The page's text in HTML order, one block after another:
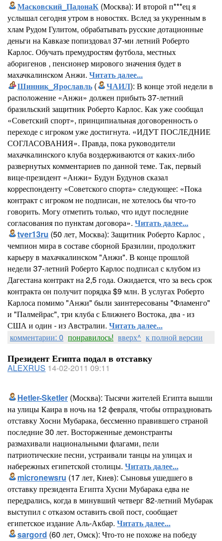
Масковский_ПадонаК (Москва): И второй п***ец я
услышал сегодня утром в новостях. Вслед за укуренным в
хлам Рудом Гулитом, обрабатывать русские дотационные
деньги на Кавказе попиздовал 37-ми летний Роберто
Карлос. Обучать премудростям футбола, местных
аборигенов , пенсионер мирового значения будет в
махачкалинском Анжи. Читать далее...
Шинник_Ярославль ( ЧАИЛ): В конце этой недели в
расположение «Анжи» должен прибыть 37-летний
бразильский защитник Роберто Карлос. Как уже сообщал
«Советский спорт», принципиальная договоренность о
переходе с игроком уже достигнута. «ИДУТ ПОСЛЕДНИЕ
СОГЛАСОВАНИЯ». Правда, пока руководители
махачкалинского клуба воздерживаются от каких-либо
развернутых комментариев по данной теме. Так, первый
вице-президент «Анжи» Будун Будунов сказал
корреспонденту «Советского спорта» следующее: «Пока
контракт с игроком не подписан, не хотелось бы что-то
говорить. Могу отметить только, что идут последние
согласования по пунктам договора». Читать далее...
tver13ru (50 лет, Москва): Защитник Роберто Карлос ,
чемпион мира в составе сборной Бразилии, продолжит
карьеру в махачкалинском "Анжи". В конце прошлой
недели 37-летний Роберто Карлос подписал с клубом из
Дагестана контракт на 2,5 года. Ожидается, что за весь срок
контракта он получит порядка $9 млн. В услугах Роберто
Карлоса помимо "Анжи" были заинтересованы "Фламенго"
и "Палмейрас", три клуба с Ближнего Востока, два - из
США и один - из Австралии. Читать далее...
комментарии: 0 понравилось! вверх^ к полной версии
Президент Египта подал в отставку
ALEXRUS 14-02-2011 09:11
Hetler-Sketler (Москва): Тысячи жителей Египта вышли
на улицы Каира в ночь на 12 февраля, чтобы отпраздновать
отставку Хосни Мубарака, бессменно правившего страной
последние 30 лет. Восторженные демонстранты
размахивали национальными флагами, пели
патриотические песни, устраивали танцы на улицах и
набережных египетской столицы. Читать далее...
micronewsru (17 лет, Киев): Сыновья ушедшего в
отставку президента Египта Хусни Мубарака едва не
передрались, когда в минувший четверг 82-летний Мубарак
выступил с отказом оставить свой пост, сообщает
египетское издание Аль-Акбар. Читать далее...
sargord (60 лет, Омск): Что-то не похоже на победу